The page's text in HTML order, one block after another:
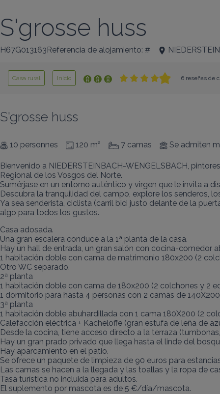
S'grosse huss
H67G013163Referencia de alojamiento: #
Casa rural Inicio 6 reseñas de
S'grosse huss
10 personnes 120 m² 7 camas Se admiten
Bienvenido a NIEDERSTEINBACH-WENGELSBACH,
Regional de los Vosgos del Norte.
Sumérjase en un entorno auténtico y virgen que le invita a
Descubra la tranquilidad del campo, explore los senderos,
Ya sea senderista, ciclista (carril bici justo delante de la
algo para todos los gustos.
Casa adosada.
Una gran escalera conduce a la 1ª planta de la casa.
Hay un hall de entrada, un gran salón con cocina-comedor
1 habitación doble con cama de matrimonio 180x200 (2
Otro WC separado.
2ª planta
1 habitación doble con cama de 180x200 (2 colchones y 2
1 dormitorio para hasta 4 personas con 2 camas de
3ª planta
1 habitación doble abuhardillada con 1 cama 180X200 (2
Calefacción eléctrica + Kacheloffe (gran estufa de leña de
Desde la cocina, tiene acceso directo a la terraza
Hay un gran prado privado que llega hasta el linde del
Hay aparcamiento en el patio.
Se ofrece un paquete de limpieza de 90 euros para
Las camas se hacen a la llegada y las toallas y la ropa de
Tasa turística no incluida para adultos.
El suplemento por mascota es de 5 €/día/mascota.